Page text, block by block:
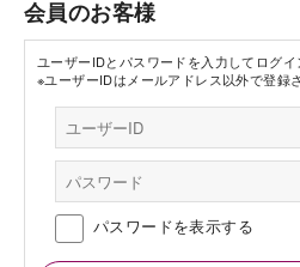
会員のお客様
ユーザーIDとパスワードを入力してログイ
※ユーザーIDはメールアドレス以外で登録
パスワードを表示する